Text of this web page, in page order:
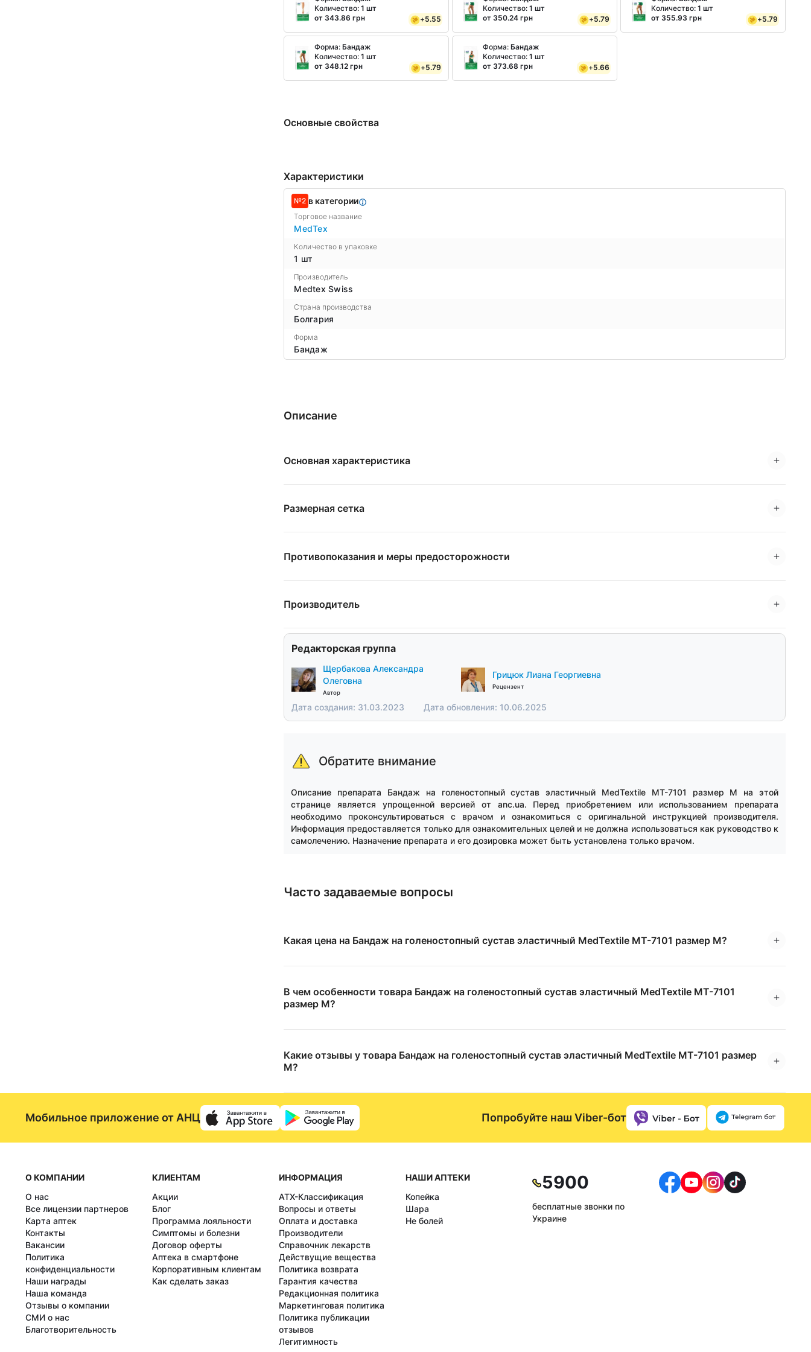
Количество:1 шт
от 343.86 грн
+5.55
Количество:1 шт
от 350.24 грн
+5.79
Количество:1 шт
от 355.93 грн
+5.79
Форма:Бандаж
Количество:1 шт
от 348.12 грн
+5.79
Форма:Бандаж
Количество:1 шт
от 373.68 грн
+5.66
Основные свойства
Характеристики
№2 в категории
Торговое название
MedTex
Количество в упаковке
1 шт
Производитель
Medtex Swiss
Страна производства
Болгария
Форма
Бандаж
Описание
Основная характеристика
Размерная сетка
Противопоказания и меры предосторожности
Производитель
Редакторская группа
Щербакова Александра
Олеговна
Автор
Грицюк Лиана Георгиевна
Рецензент
Дата создания: 31.03.2023 Дата обновления: 10.06.2025
Обратите внимание
Описание препарата Бандаж на голеностопный сустав эластичный MedTextile МТ-7101 размер M на этой
странице является упрощенной версией от anc.ua. Перед приобретением или использованием препарата
необходимо проконсультироваться с врачом и ознакомиться с оригинальной инструкцией производителя.
Информация предоставляется только для ознакомительных целей и не должна использоваться как руководство к
самолечению. Назначение препарата и его дозировка может быть установлена только врачом.
Часто задаваемые вопросы
Какая цена на Бандаж на голеностопный сустав эластичный MedTextile МТ-7101 размер M?
В чем особенности товара Бандаж на голеностопный сустав эластичный MedTextile МТ-7101
размер M?
Какие отзывы у товара Бандаж на голеностопный сустав эластичный MedTextile МТ-7101 размер
M?
Мобильное приложение от АНЦ Попробуйте наш Viber-бот
О КОМПАНИИ
О нас
Все лицензии партнеров
Карта аптек
Контакты
Вакансии
Политика
конфиденциальности
Наши награды
Наша команда
Отзывы о компании
СМИ о нас
Благотворительность
КЛИЕНТАМ
Акции
Блог
Программа лояльности
Симптомы и болезни
Договор оферты
Аптека в смартфоне
Корпоративным клиентам
Как сделать заказ
ИНФОРМАЦИЯ
АТХ-Классификация
Вопросы и ответы
Оплата и доставка
Производители
Справочник лекарств
Действущие вещества
Политика возврата
Гарантия качества
Редакционная политика
Маркетинговая политика
Политика публикации
отзывов
Легитимность
НАШИ АПТЕКИ
Копейка
Шара
Не болей
5900
бесплатные звонки по
Украине